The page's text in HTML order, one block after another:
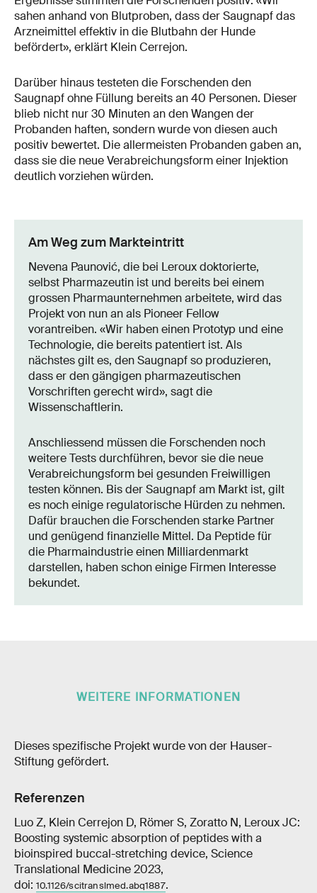
sahen anhand von Blutproben, dass der Saugnapf das
Arzneimittel effektiv in die Blutbahn der Hunde
befördert», erklärt Klein Cerrejon.
Darüber hinaus testeten die Forschenden den
Saugnapf ohne Füllung bereits an 40 Personen. Dieser
blieb nicht nur 30 Minuten an den Wangen der
Probanden haften, sondern wurde von diesen auch
positiv bewertet. Die allermeisten Probanden gaben an,
dass sie die neue Verabreichungsform einer Injektion
deutlich vorziehen würden.
Am Weg zum Markteintritt
Nevena Paunović, die bei Leroux doktorierte,
selbst Pharmazeutin ist und bereits bei einem
grossen Pharmaunternehmen arbeitete, wird das
Projekt von nun an als Pioneer Fellow
vorantreiben. «Wir haben einen Prototyp und eine
Technologie, die bereits patentiert ist. Als
nächstes gilt es, den Saugnapf so produzieren,
dass er den gängigen pharmazeutischen
Vorschriften gerecht wird», sagt die
Wissenschaftlerin.
Anschliessend müssen die Forschenden noch
weitere Tests durchführen, bevor sie die neue
Verabreichungsform bei gesunden Freiwilligen
testen können. Bis der Saugnapf am Markt ist, gilt
es noch einige regulatorische Hürden zu nehmen.
Dafür brauchen die Forschenden starke Partner
und genügend finanzielle Mittel. Da Peptide für
die Pharmaindustrie einen Milliardenmarkt
darstellen, haben schon einige Firmen Interesse
bekundet.
WEITERE INFORMATIONEN
Dieses spezifische Projekt wurde von der Hauser-​
Stiftung gefördert.
Referenzen
Luo Z, Klein Cerrejon D, Römer S, Zoratto N, Leroux JC:
Boosting systemic absorption of peptides with a
bioinspired buccal-stretching device, Science
Translational Medicine 2023,
doi: 10.1126/scitranslmed.abq1887.